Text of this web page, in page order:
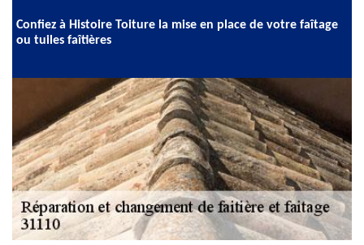
Confiez à Histoire Toiture la mise en place de votre faîtage
ou tuiles faîtières